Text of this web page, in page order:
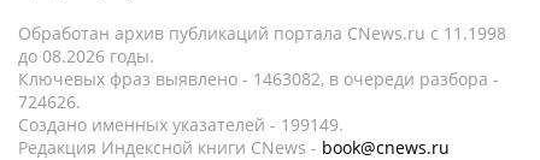
Обработан архив публикаций портала CNews.ru c 11.1998
до 08.2026 годы.
Ключевых фраз выявлено - 1463082, в очереди разбора -
724626.
Создано именных указателей - 199149.
Редакция Индексной книги CNews - book@cnews.ru